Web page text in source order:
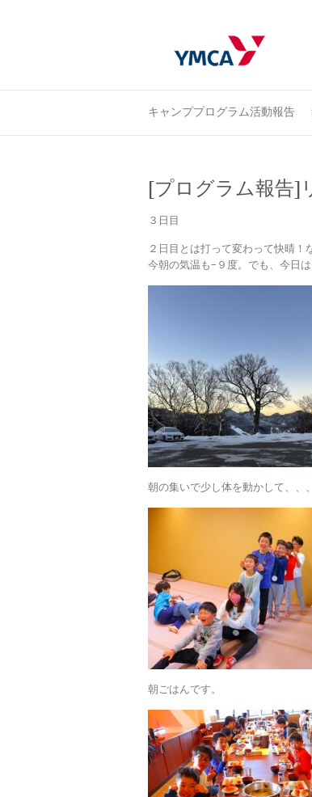
キャンププログラム活動報告
[プログラム報告]
３日目
２日目とは打って変わって快晴！
今朝の気温も−９度。でも、今日
朝の集いで少し体を動かして、、、
朝ごはんです。